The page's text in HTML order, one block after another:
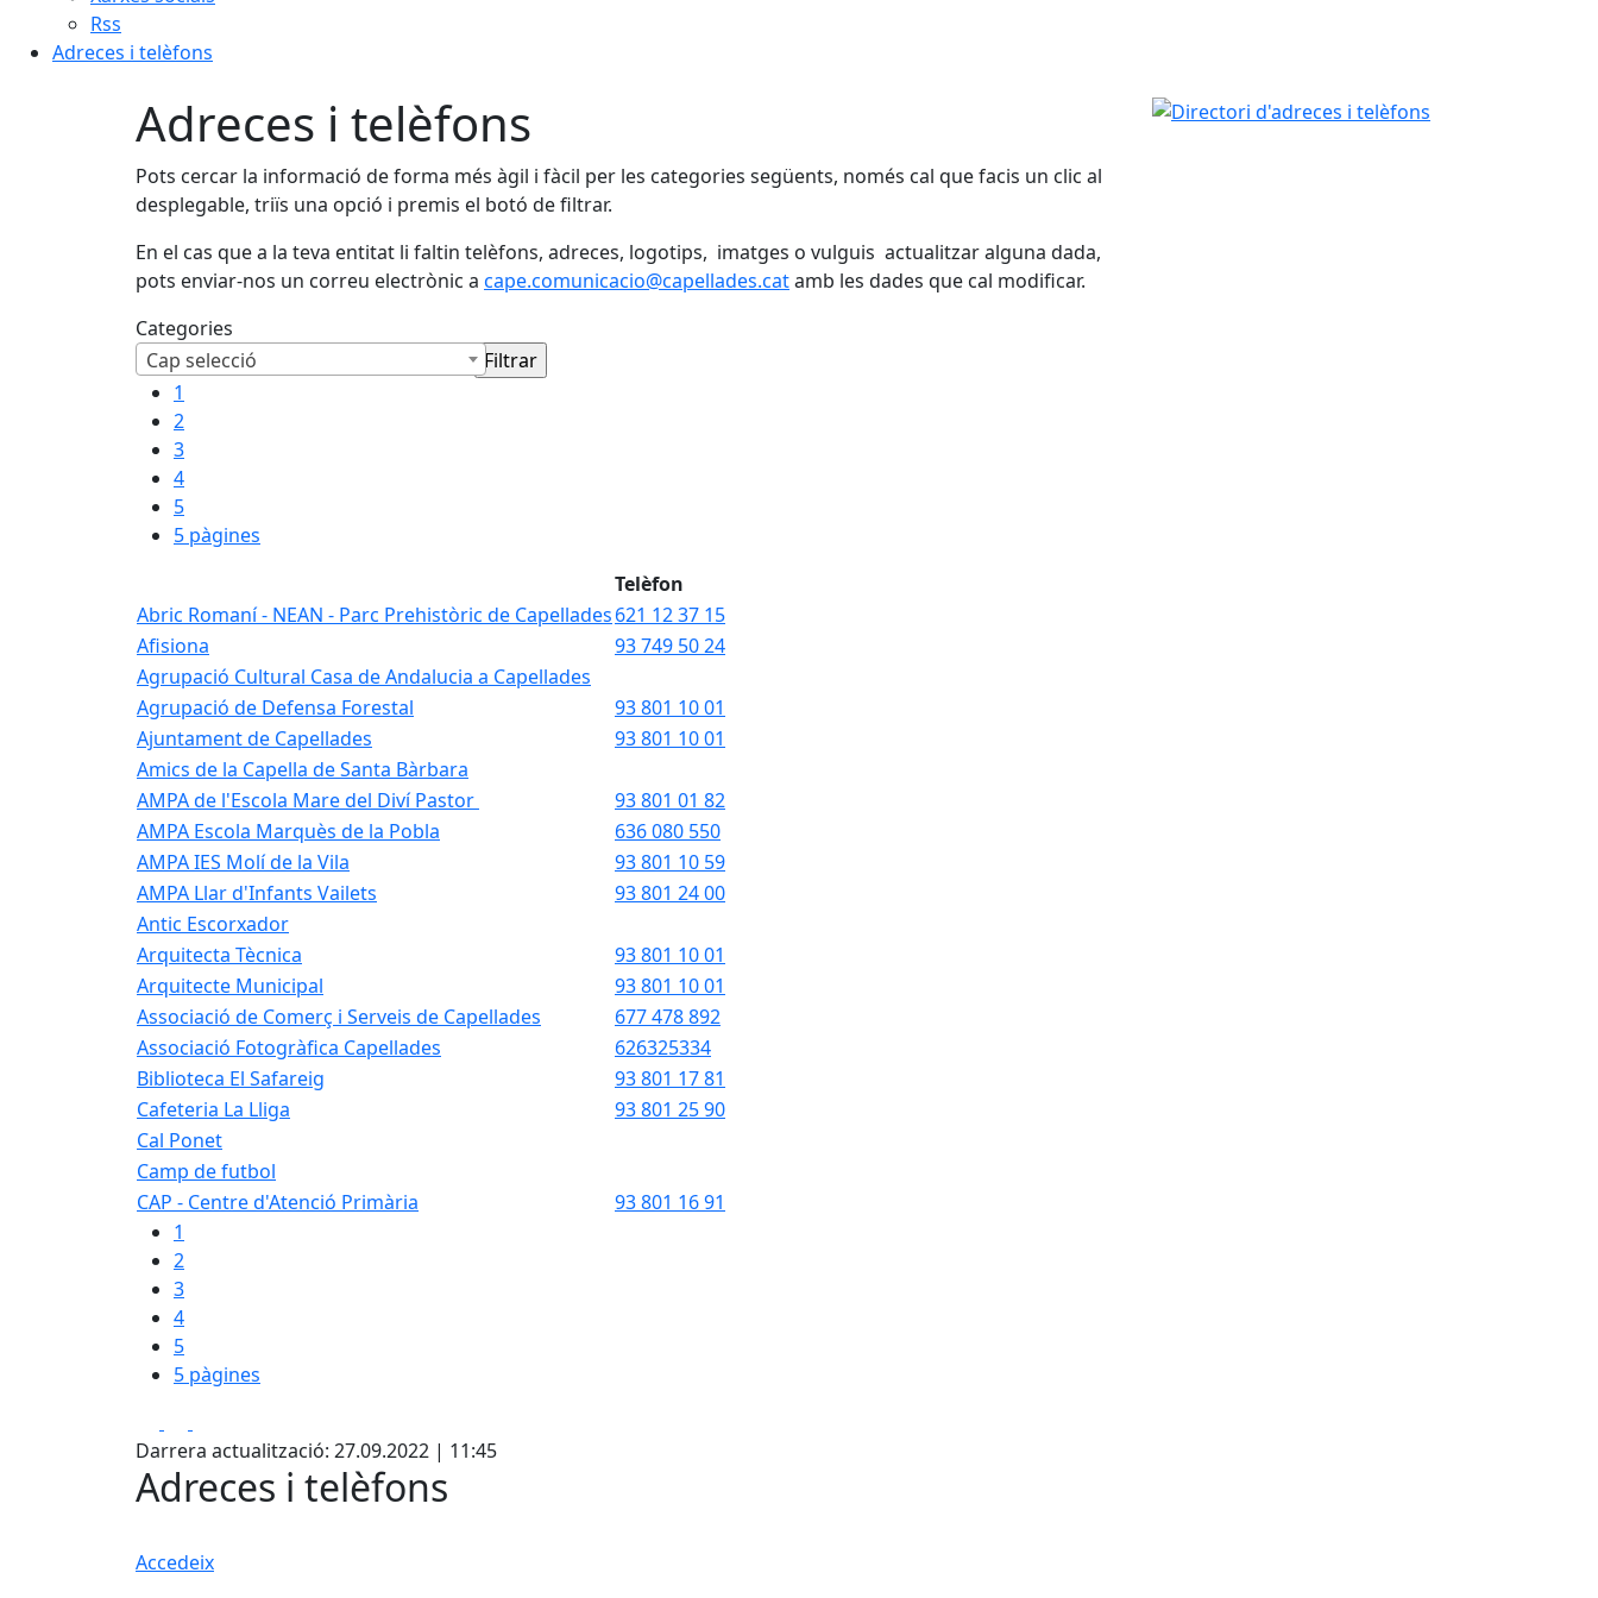
Rss
Adreces i telèfons
Adreces i telèfons
Pots cercar la informació de forma més àgil i fàcil per les categories següents, només cal que facis un clic al
desplegable, triïs una opció i premis el botó de filtrar.
En el cas que a la teva entitat li faltin telèfons, adreces, logotips, imatges o vulguis actualitzar alguna dada,
pots enviar-nos un correu electrònic a cape.comunicacio@capellades.catamb les dades que cal modificar.
Categories
Cap selecció
1
2
3
4
5
5 pàgines
Telèfon
Abric Romaní - NEAN - Parc Prehistòric de Capellades621 12 37 15
Afisiona
93 749 50 24
Agrupació Cultural Casa de Andalucia a Capellades
Agrupació de Defensa Forestal
93 801 10 01
Ajuntament de Capellades
93 801 10 01
Amics de la Capella de Santa Bàrbara
AMPA de l'Escola Mare del Diví Pastor
93 801 01 82
AMPA Escola Marquès de la Pobla
636 080 550
AMPA IES Molí de la Vila
93 801 10 59
AMPA Llar d'Infants Vailets
93 801 24 00
Antic Escorxador
Arquitecta Tècnica
93 801 10 01
Arquitecte Municipal
93 801 10 01
Associació de Comerç i Serveis de Capellades
677 478 892
Associació Fotogràfica Capellades
626325334
Biblioteca El Safareig
93 801 17 81
Cafeteria La Lliga
93 801 25 90
Cal Ponet
Camp de futbol
CAP - Centre d'Atenció Primària
93 801 16 91
1
2
3
4
5
5 pàgines
Darrera actualització: 27.09.2022 | 11:45
Directori d'adreces i telèfons
Adreces i telèfons
Accedeix